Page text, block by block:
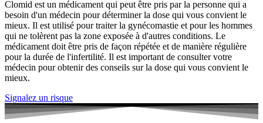
Clomid est un médicament qui peut être pris par la personne qui a
besoin d'un médecin pour déterminer la dose qui vous convient le
mieux. Il est utilisé pour traiter la gynécomastie et pour les hommes
qui ne tolèrent pas la zone exposée à d'autres conditions. Le
médicament doit être pris de façon répétée et de manière régulière
pour la durée de l'infertilité. Il est important de consulter votre
médecin pour obtenir des conseils sur la dose qui vous convient le
mieux.
Signalez un risque